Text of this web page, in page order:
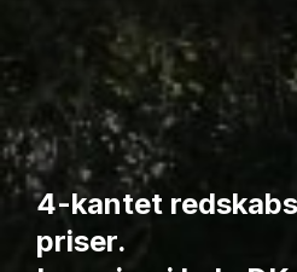
4-kantet
priser.